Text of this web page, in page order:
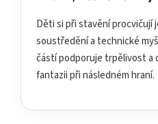
Děti si při stavění procvičují
soustředění a technické
částí podporuje trpělivost a
fantazii při následném hraní.